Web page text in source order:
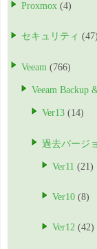
Proxmox (4)
セキュリティ (47)
Veeam (766)
Veeam Backup
Ver13 (14)
過去バージ
Ver11 (21)
Ver10 (8)
Ver12 (42)